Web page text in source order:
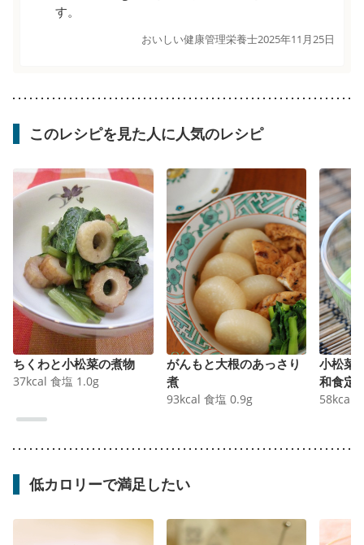
す。
おいしい健康管理栄養士2025年11月25日
このレシピを見た人に人気のレシピ
ちくわと小松菜の煮物
37kcal 食塩 1.0g
がんもと大根のあっさり
煮
93kcal 食塩 0.9g
小松菜
和食定
58kcal
低カロリーで満足したい